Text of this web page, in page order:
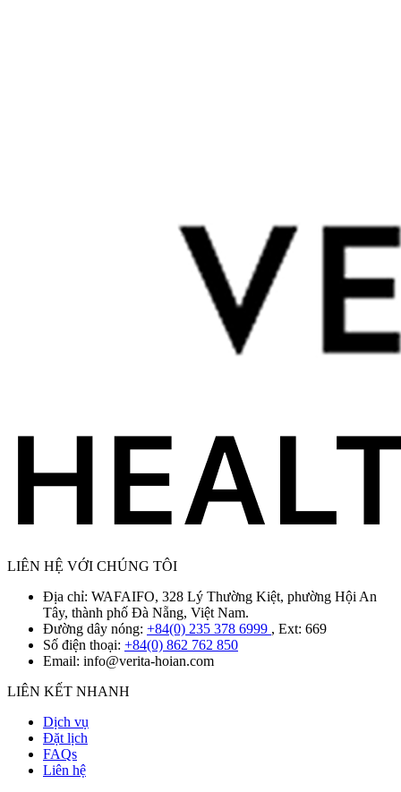
LIÊN HỆ VỚI CHÚNG TÔI
Địa chỉ: WAFAIFO, 328 Lý Thường Kiệt, phường Hội An
Tây, thành phố Đà Nẵng, Việt Nam.
Đường dây nóng: +84(0) 235 378 6999 , Ext: 669
Số điện thoại: +84(0) 862 762 850
Email: info@verita-hoian.com
LIÊN KẾT NHANH
Dịch vụ
Đặt lịch
FAQs
Liên hệ